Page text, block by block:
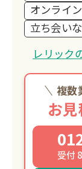
オンライ
立ち会い
レリック
複数
お
受付